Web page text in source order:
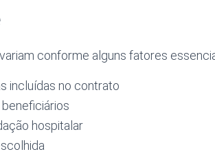
conforme alguns fatores
incluídas no contrato
hospitalar